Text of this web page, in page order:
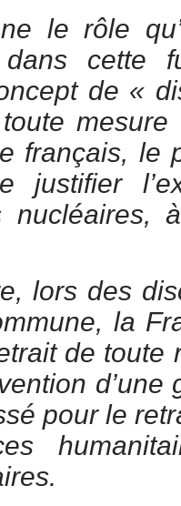
le rôle
cette
de «
français, le
nucléaires,
lors des
la
de toute
pour le